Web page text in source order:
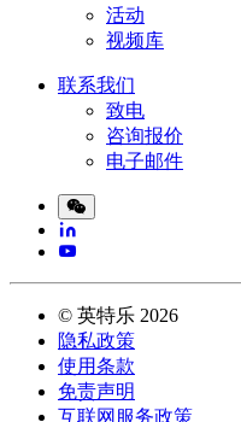
活动
视频库
联系我们
致电
咨询报价
电子邮件
© 英特乐 2026
隐私政策
使用条款
免责声明
互联网服务政策